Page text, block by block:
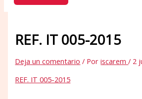
REF. IT 005-2015
Deja un comentario / Poriscarem/ 2
REF. IT 005-2015